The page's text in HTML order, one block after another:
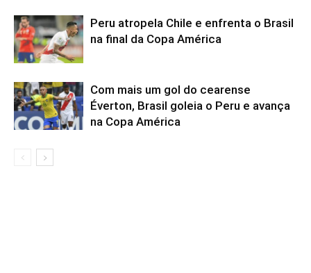
Peru atropela Chile e enfrenta o Brasil
na final da Copa América
Com mais um gol do cearense
Éverton, Brasil goleia o Peru e avança
na Copa América